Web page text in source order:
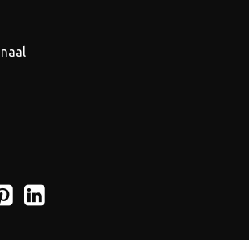
VolgVolg